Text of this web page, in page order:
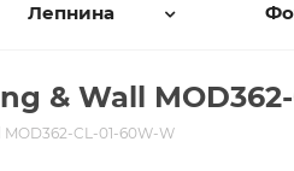
Лепнина
& Wall
CL-01-60W-W